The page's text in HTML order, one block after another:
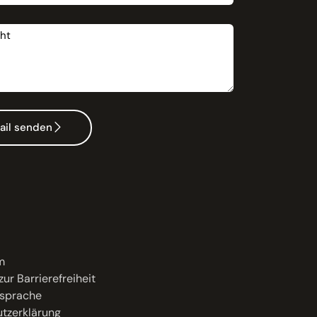
senden
Barrierefreiheit